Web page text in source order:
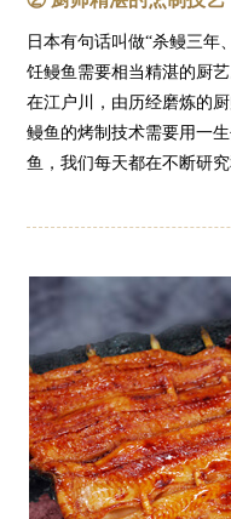
日本有句话叫做“杀鳗三年
饪鳗鱼需要相当精湛的厨艺
在江户川，由历经磨炼的
鳗鱼的烤制技术需要用一
鱼，我们每天都在不断研究